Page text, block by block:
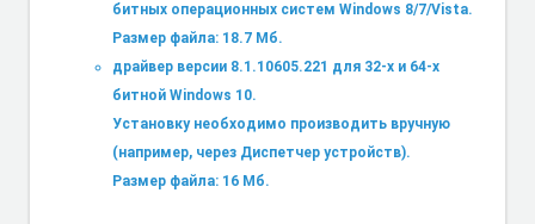
битных операционных систем Windows 8/7/Vista.
Размер файла: 18.7 Мб.
драйвер версии 8.1.10605.221 для 32-х и 64-х
битной Windows 10.
Установку необходимо производить вручную
(например, через Диспетчер устройств).
Размер файла: 16 Мб.